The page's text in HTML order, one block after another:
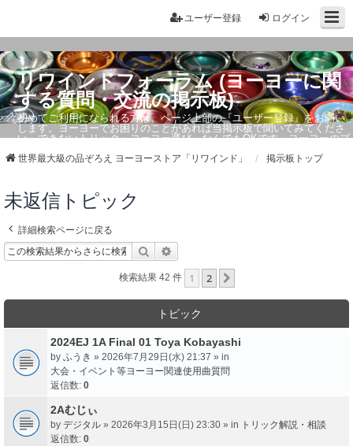
ログイン
ユーザー登録
リワインドフォーラム (ヨーヨーに関
する質問・交流の掲示板)
初めてご利用になられる方は、ページ上部の『ユーザー登録』をお願い
します。ヨーヨーでお困りのことがあれば当掲示板で聞いてみてくださ
い。できないトリック・ヨーヨー選び、なんでもOKです。ヨーヨーのプ
世界最大級の品ぞろえ ヨーヨーストア「リワインド」 掲示板トップ
未返信トピック
詳細検索ページに戻る
検索
検索結果 42 件 1 2
トピック
2024EJ 1A Final 01 Toya Kobayashi
by ふうき » 2026年7月29日(水) 21:37 » in
大会・イベント等ヨーヨー関連使用曲質問
返信数: 0
2Aむじぃ
by デジタル » 2026年3月15日(日) 23:30 » in トリック解説・相談
返信数: 0